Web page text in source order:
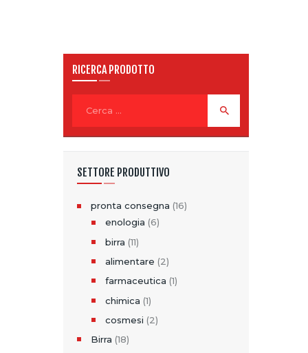
RICERCA PRODOTTO
SETTORE PRODUTTIVO
pronta consegna (16)
enologia (6)
birra (11)
alimentare (2)
farmaceutica (1)
chimica (1)
cosmesi (2)
Birra (18)